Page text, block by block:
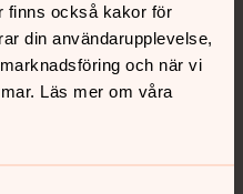
finns också kakor för
din användarupplevelse,
och när vi
Läs mer om våra